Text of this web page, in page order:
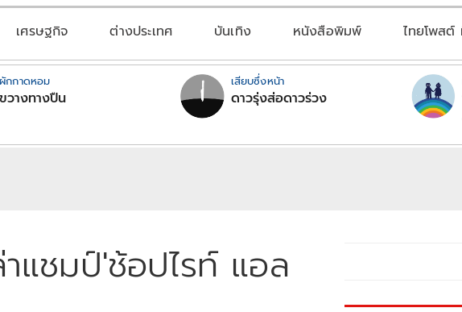
เศรษฐกิจ ต่างประเทศ บันเทิง หนังสือพิมพ์ ไทยโพสต์
ผักกาดหอม
ขวางทางปืน
เสียบซึ่งหน้า
ดาวรุ่งส่อดาวร่วง
แชมป์'ช้อปไรท์ แอล